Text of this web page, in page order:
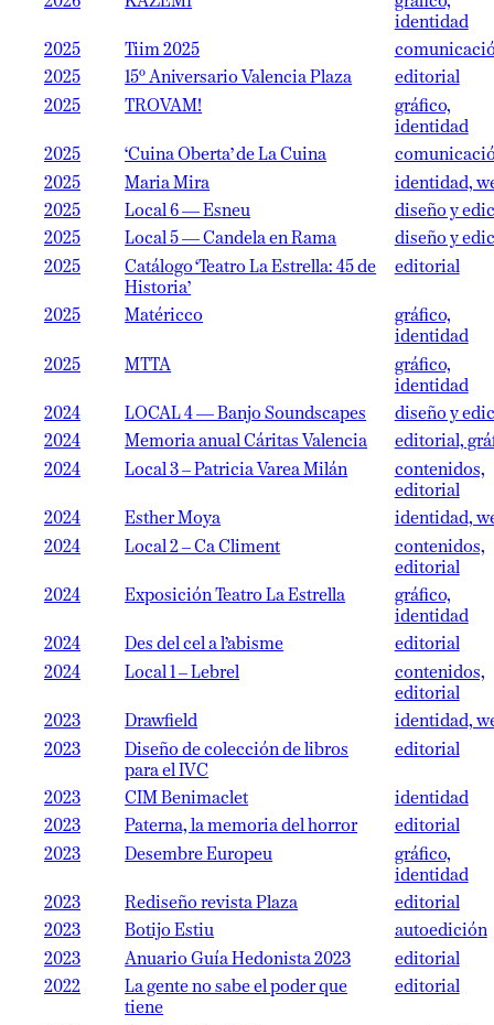
identidad
2025
Tiim 2025
2025
15º Aniversario Valencia Plaza
editorial
2025
TROVAM!
gráfico,
identidad
2025
‘Cuina Oberta’ de La Cuina
2025
Maria Mira
identidad,
2025
Local 6 — Esneu
diseño y
2025
Local 5 — Candela en Rama
diseño y
2025
Catálogo ‘Teatro La Estrella: 45 de
Historia’
editorial
2025 Matéricco
gráfico,
identidad
2025
MTTA
gráfico,
identidad
2024
LOCAL 4 — Banjo Soundscapes
diseño y
2024
Memoria anual Cáritas Valencia
editorial,
2024
Local 3 – Patricia Varea Milán
contenidos,
editorial
2024
Esther Moya
identidad,
2024
Local 2 – Ca Climent
contenidos,
editorial
2024
Exposición Teatro La Estrella
gráfico,
identidad
2024
Des del cel a l’abisme
editorial
2024
Local 1 – Lebrel
contenidos,
editorial
2023
Drawfield
identidad,
2023
Diseño de colección de libros
para el IVC
editorial
2023 CIM Benimaclet
identidad
2023
Paterna, la memoria del horror
editorial
2023
Desembre Europeu
gráfico,
identidad
2023
Rediseño revista Plaza
editorial
2023
Botijo Estiu
autoedición
2023
Anuario Guía Hedonista 2023
editorial
2022
La gente no sabe el poder que
tiene
editorial